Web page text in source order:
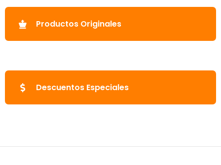
Productos Originales
Descuentos Especiales